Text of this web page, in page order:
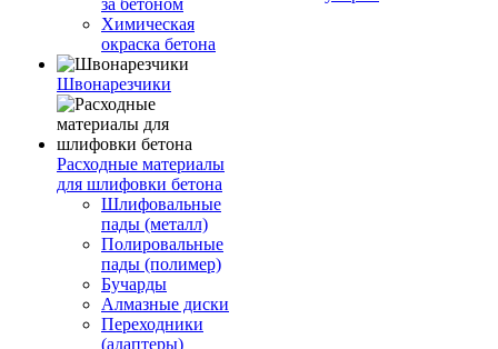
за бетоном
Химическая
окраска бетона
Швонарезчики
Расходные материалы
для шлифовки бетона
Шлифовальные
пады (металл)
Полировальные
пады (полимер)
Бучарды
Алмазные диски
Переходники
(адаптеры)